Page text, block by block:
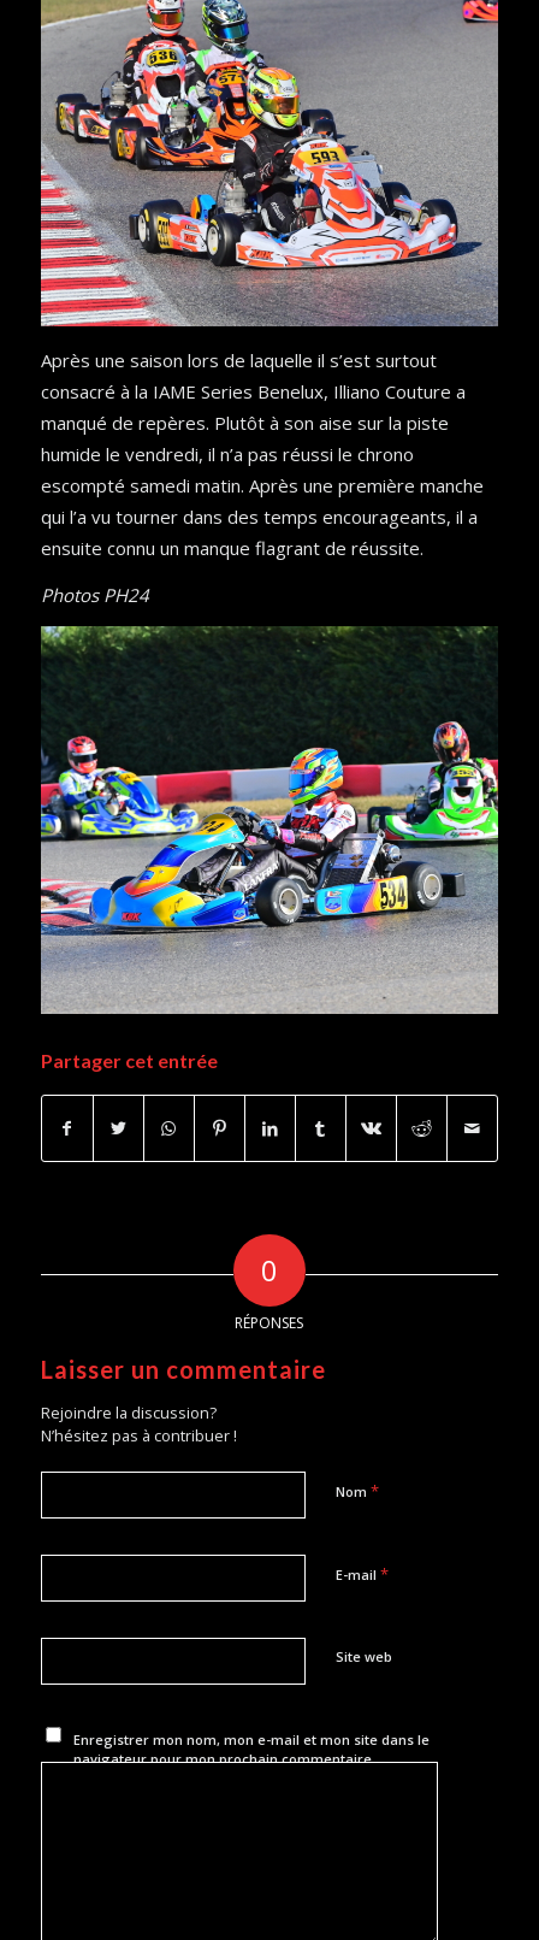
Après une saison lors de laquelle il s’est surtout
consacré à la IAME Series Benelux, Illiano Couture a
manqué de repères. Plutôt à son aise sur la piste
humide le vendredi, il n’a pas réussi le chrono
escompté samedi matin. Après une première manche
qui l’a vu tourner dans des temps encourageants, il a
ensuite connu un manque flagrant de réussite.
Photos PH24
Partager cet entrée
0
RÉPONSES
Laisser un commentaire
Rejoindre la discussion?
N’hésitez pas à contribuer !
Nom *
E-mail *
Site web
Enregistrer mon nom, mon e-mail et mon site dans le
navigateur pour mon prochain commentaire.